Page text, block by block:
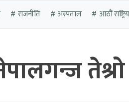
राजनीति अस्पताल आठौं